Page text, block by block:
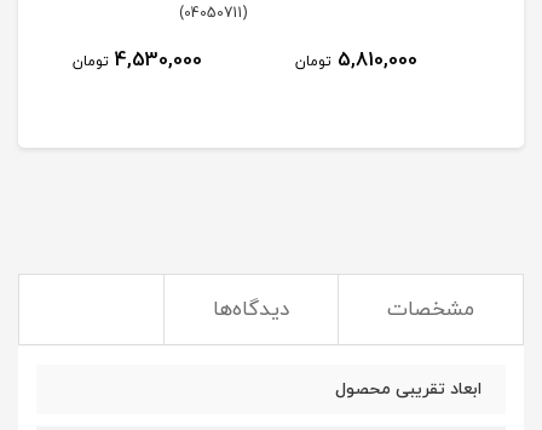
5,810,000 تومان
(04050711)
4,530,000 تومان
مشخصات دیدگاه‌ها
ابعاد تقریبی محصول